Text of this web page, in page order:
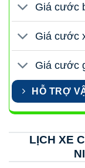
Giá cước
Giá cước
Giá cước
HỖ TRỢ
LỊCH XE